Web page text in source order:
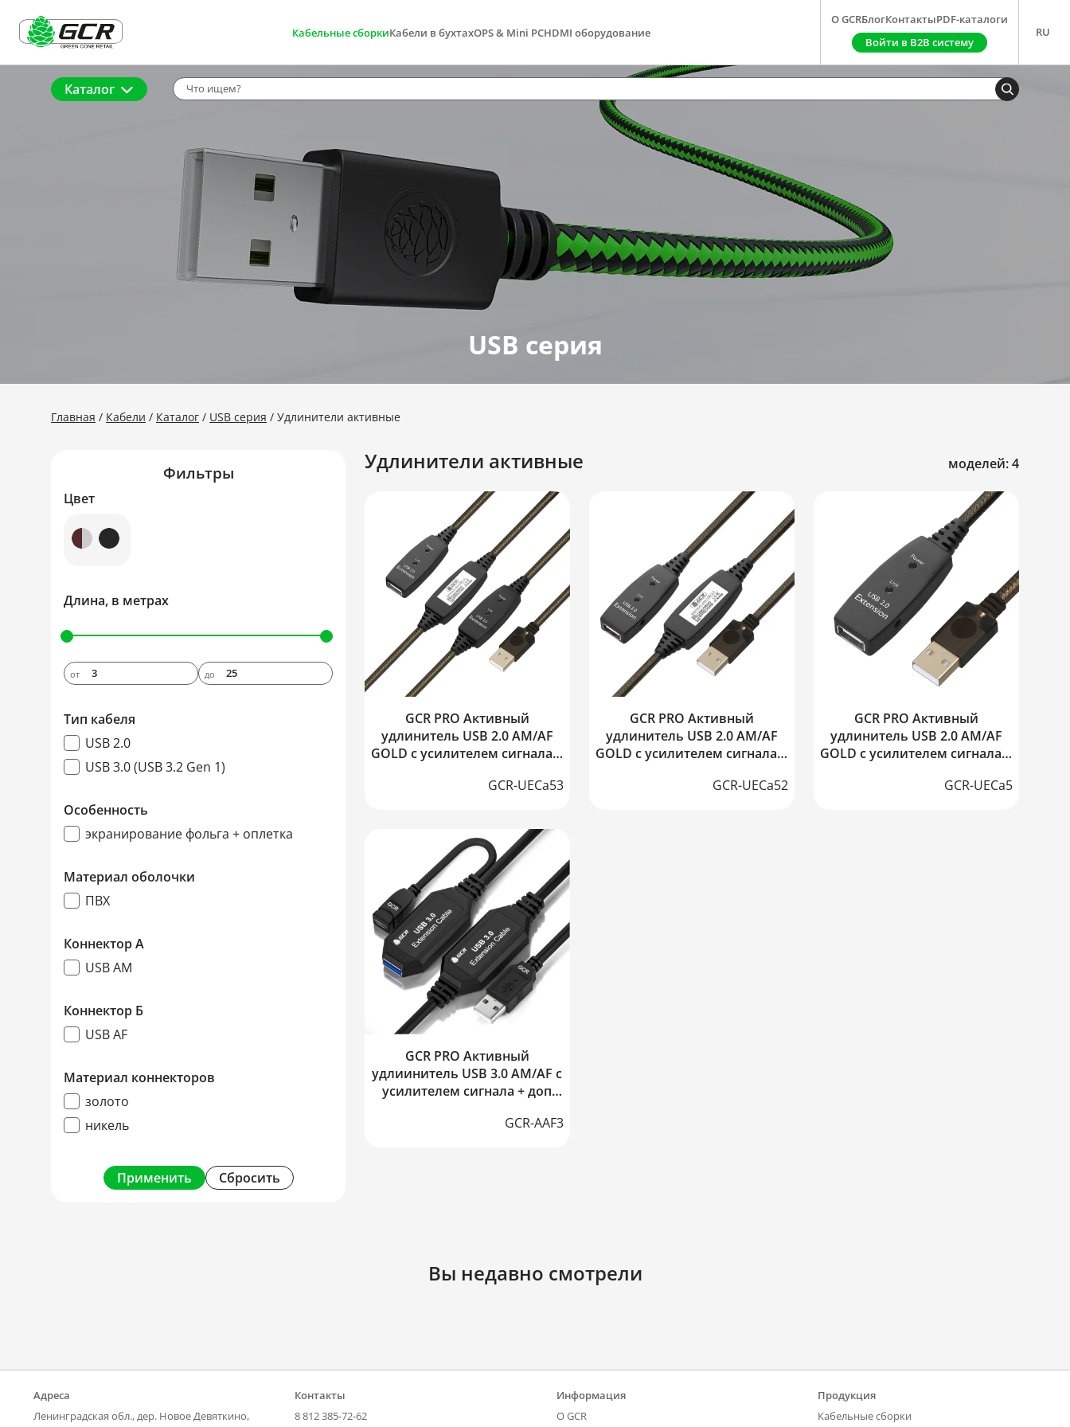
Кабельные сборкиКабели в бухтахOPS & Mini PCHDMI оборудование
О GCRБлогКонтактыPDF-каталоги
Войти в B2B систему
RU
Каталог
USB серия
Главная Кабели Каталог USB серия Удлинители активные
Фильтры
Цвет
Длина, в метрах
от до
Тип кабеля
USB 2.0
USB 3.0 (USB 3.2 Gen 1)
Особенность
экранирование фольга + оплетка
Материал оболочки
ПВХ
Коннектор А
USB AM
Коннектор Б
USB AF
Материал коннекторов
золото
никель
Применить Сбросить
Удлинители активные моделей: 4
GCR PRO Активный
удлинитель USB 2.0 AM/AF
GOLD с усилителем сигнала +
GCR-UECa53
GCR PRO Активный
удлинитель USB 2.0 AM/AF
GOLD с усилителем сигнала +
GCR-UECa52
GCR PRO Активный
удлинитель USB 2.0 AM/AF
GOLD с усилителем сигнала +
GCR-UECa5
GCR PRO Активный
удлиинитель USB 3.0 AM/AF с
усилителем сигнала + доп
GCR-AAF3
Вы недавно смотрели
Адреса
Ленинградская обл., дер. Новое Девяткино,
Контакты
8 812 385-72-62
Информация
О GCR
Продукция
Кабельные сборки